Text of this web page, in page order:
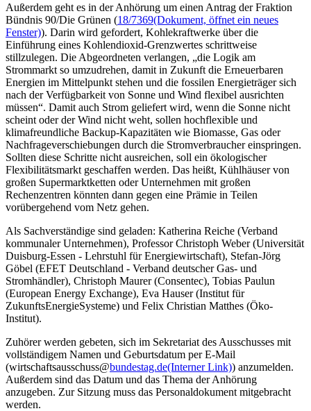
Außerdem geht es in der Anhörung um einen Antrag der Fraktion
Bündnis 90/Die Grünen (18/7369(Dokument, öffnet ein neues
Fenster)). Darin wird gefordert, Kohlekraftwerke über die
Einführung eines Kohlendioxid-Grenzwertes schrittweise
stillzulegen. Die Abgeordneten verlangen, „die Logik am
Strommarkt so umzudrehen, damit in Zukunft die Erneuerbaren
Energien im Mittelpunkt stehen und die fossilen Energieträger sich
nach der Verfügbarkeit von Sonne und Wind flexibel ausrichten
müssen“. Damit auch Strom geliefert wird, wenn die Sonne nicht
scheint oder der Wind nicht weht, sollen hochflexible und
klimafreundliche Backup-Kapazitäten wie Biomasse, Gas oder
Nachfrageverschiebungen durch die Stromverbraucher einspringen.
Sollten diese Schritte nicht ausreichen, soll ein ökologischer
Flexibilitätsmarkt geschaffen werden. Das heißt, Kühlhäuser von
großen Supermarktketten oder Unternehmen mit großen
Rechenzentren könnten dann gegen eine Prämie in Teilen
vorübergehend vom Netz gehen.
Als Sachverständige sind geladen: Katherina Reiche (Verband
kommunaler Unternehmen), Professor Christoph Weber (Universität
Duisburg-Essen - Lehrstuhl für Energiewirtschaft), Stefan-Jörg
Göbel (EFET Deutschland - Verband deutscher Gas- und
Stromhändler), Christoph Maurer (Consentec), Tobias Paulun
(European Energy Exchange), Eva Hauser (Institut für
ZukunftsEnergieSysteme) und Felix Christian Matthes (Öko-
Institut).
Zuhörer werden gebeten, sich im Sekretariat des Ausschusses mit
vollständigem Namen und Geburtsdatum per E-Mail
(wirtschaftsausschuss@bundestag.de(Interner Link)) anzumelden.
Außerdem sind das Datum und das Thema der Anhörung
anzugeben. Zur Sitzung muss das Personaldokument mitgebracht
werden.